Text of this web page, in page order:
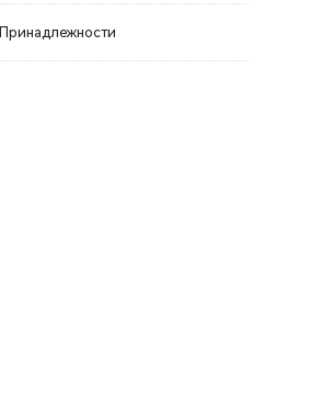
Принадлежности